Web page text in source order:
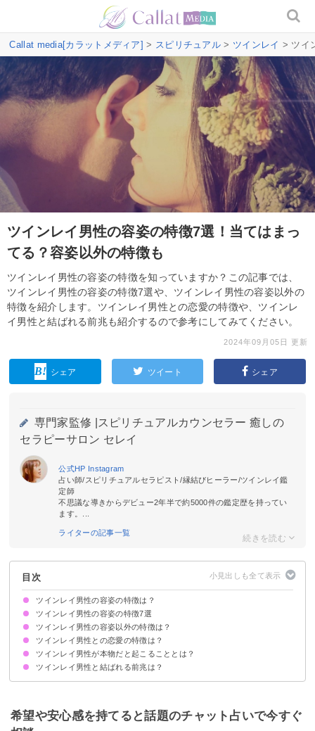
Callat media[カラットメディア] > スピリチュアル > ツインレイ > ツイ
ツインレイ男性の容姿の特徴7選！当てはまっ
てる？容姿以外の特徴も
ツインレイ男性の容姿の特徴を知っていますか？この記事では、
ツインレイ男性の容姿の特徴7選や、ツインレイ男性の容姿以外の
特徴を紹介します。ツインレイ男性との恋愛の特徴や、ツインレ
イ男性と結ばれる前兆も紹介するので参考にしてみてください。
2024年09月05日 更新
シェア ツイート シェア
専門家監修 |
スピリチュアルカウンセラー 癒しの
セラピーサロン セレイ
公式HP Instagram
占い師/スピリチュアルセラピスト/縁結びヒーラー/ツインレイ鑑
定師
不思議な導きからデビュー2年半で約5000件の鑑定歴を持ってい
ます。...
ライターの記事一覧
目次
ツインレイ男性の容姿の特徴は？
ツインレイ男性の容姿の特徴7選
①タイプじゃないのに気になる
②瞳が澄んでいる
③中性的な印象がある
④ほどよい身長差がある
⑤安心感がある
⑥笑顔が柔らかい
⑦自分の雰囲気と似ている
ツインレイ男性の容姿以外の特徴は？
①価値観が合う
②一緒にいると居心地がいい
③沈黙が気にならない
④いつでも会いたいと思う
⑤偶然の一致がしばしば起こる
ツインレイ男性との恋愛の特徴は？
①あなたに一途になる
②格好良さに磨きがかかる
③遠距離でも不安がない
④いくつもの試練がある
⑤決して別れない
ツインレイ男性が本物だと起こることとは？
ツインレイ男性と結ばれる前兆は？
①体調を崩す
②偶然の一致を頻繁に経験する
③過去の葛藤を乗り越える
希望や安心感を持てると話題のチャット占いで今すぐ